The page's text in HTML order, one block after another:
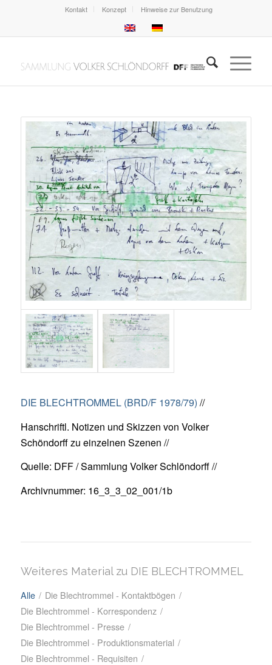
Kontakt Konzept Hinweise zur Benutzung
DIE BLECHTROMMEL (BRD/F 1978/79) //
Hanschriftl. Notizen und Skizzen von Volker
Schöndorff zu einzelnen Szenen //
Quelle: DFF / Sammlung Volker Schlöndorff //
Archivnummer: 16_3_3_02_001/1b
Weiteres Material zu DIE BLECHTROMMEL
Alle / Die Blechtrommel - Kontaktbögen /
Die Blechtrommel - Korrespondenz /
Die Blechtrommel - Presse /
Die Blechtrommel - Produktionsmaterial /
Die Blechtrommel - Requisiten /